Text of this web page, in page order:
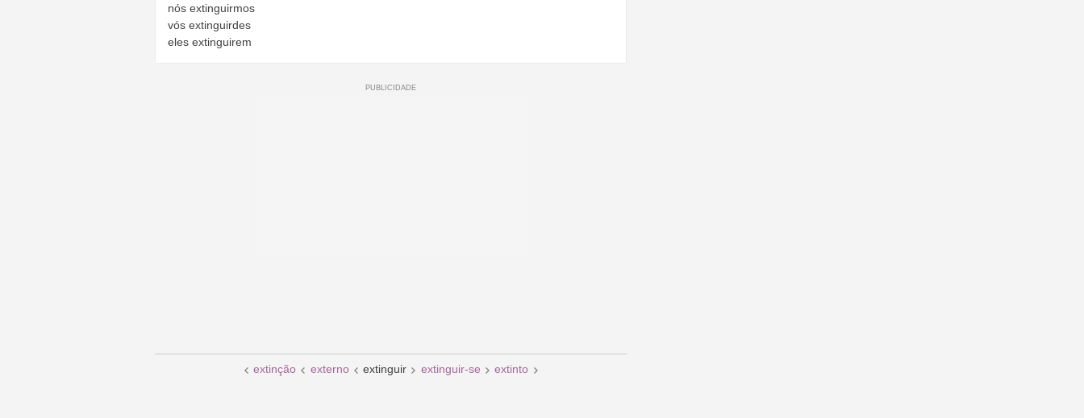
nós extinguirmos
vós extinguirdes
eles extinguirem
extinção externo extinguir extinguir-se extinto